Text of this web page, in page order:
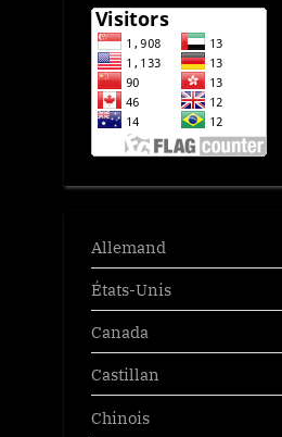
Allemand
États-Unis
Canada
Castillan
Chinois